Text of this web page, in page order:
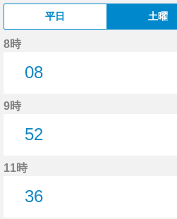
平日 土曜
8時
08
9時
52
11時
36